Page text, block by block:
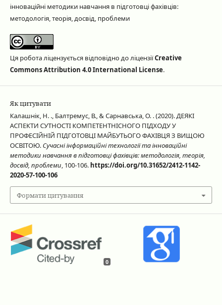
інноваційні методики навчання в підготовці фахівців:
методологія, теорія, досвід, проблеми
Ця робота ліцензується відповідно до ліцензіїCreative
Commons Attribution 4.0 International License.
Як цитувати
Калашнік, Н. ., Балтремус, В., & Сарнавська, О. . (2020). ДЕЯКІ
АСПЕКТИ СУТНОСТІ КОМПЕТЕНТНІСНОГО ПІДХОДУ У
ПРОФЕСІЙНІЙ ПІДГОТОВЦІ МАЙБУТЬОГО ФАХІВЦЯ З ВИЩОЮ
ОСВІТОЮ. Сучасні інформаційні технології та інноваційні
методики навчання в підготовці фахівців: методологія, теорія,
досвід, проблеми, 100-106. https://doi.org/10.31652/2412-1142-
2020-57-100-106
Формати цитування
0